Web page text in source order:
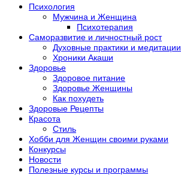
Психология
Мужчина и Женщина
Психотерапия
Саморазвитие и личностный рост
Духовные практики и медитации
Хроники Акаши
Здоровье
Здоровое питание
Здоровье Женщины
Как похудеть
Здоровые Рецепты
Красота
Стиль
Хобби для Женщин своими руками
Конкурсы
Новости
Полезные курсы и программы